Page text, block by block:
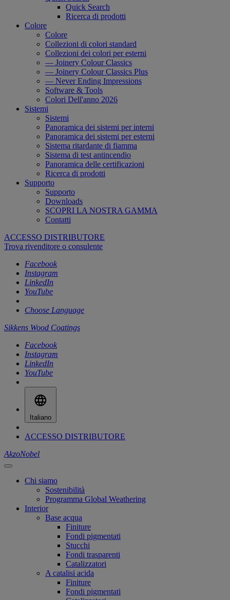
Quick Search
Ricerca di prodotti
Colore
Colore
Collezioni di colori standard
Collezioni dei colori per esterni
— Joinery Colour Classics
— Joinery Colour Classics Plus
— Never Ending Impressions
Software & Tools
Colori Dell'anno 2026
Sistemi
Sistemi
Panoramica dei sistemi per interni
Panoramica dei sistemi per esterni
Sistema ritardante di fiamma
Sistema di test antincendio
Panoramica delle certificazioni
Ricerca di prodotti
Supporto
Supporto
Downloads
SCOPRI LA NOSTRA GAMMA
Contatti
ACCESSO DISTRIBUTORE
Trova rivenditore o consulente
Facebook
Instagram
LinkedIn
YouTube
Choose Language
Sikkens Wood Coatings
Facebook
Instagram
LinkedIn
YouTube
Italiano
ACCESSO DISTRIBUTORE
AkzoNobel
Chi siamo
Sostenibilità
Programma Global Weathering
Interior
Base acqua
Finiture
Fondi pigmentati
Stucchi
Fondi trasparenti
Catalizzatori
A catalisi acida
Finiture
Fondi pigmentati